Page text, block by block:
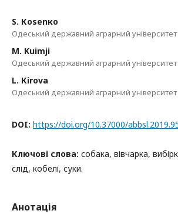
S. Коsеnко
Одеський державний аграрний університет
M. Kuimji
Одеський державний аграрний університет
L. Кirоvа
Одеський державний аграрний університет
DOI: https://doi.org/10.37000/
Ключові слова: собака, вівчарка,
слід, кобелі, суки.
Анотація